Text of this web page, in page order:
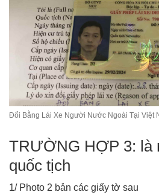
Đổi Bằng Lái Xe Người Nước Ngoài Tại Việt
TRƯỜNG HỢP 3: là
quốc tịch
1/ Photo 2 bản các giấy tờ sau